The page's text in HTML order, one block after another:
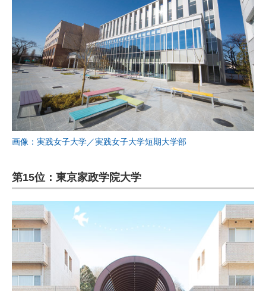
画像：実践女子大学／実践女子大学短期大学部
第15位：東京家政学院大学